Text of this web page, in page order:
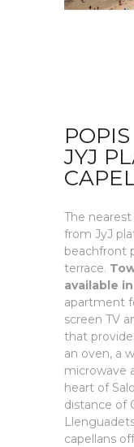
JYJ
The
from JyJ
beachfront
terrace.
available
apartment
screen TV
that
an oven, a
microwave
heart of
distance of
capellans